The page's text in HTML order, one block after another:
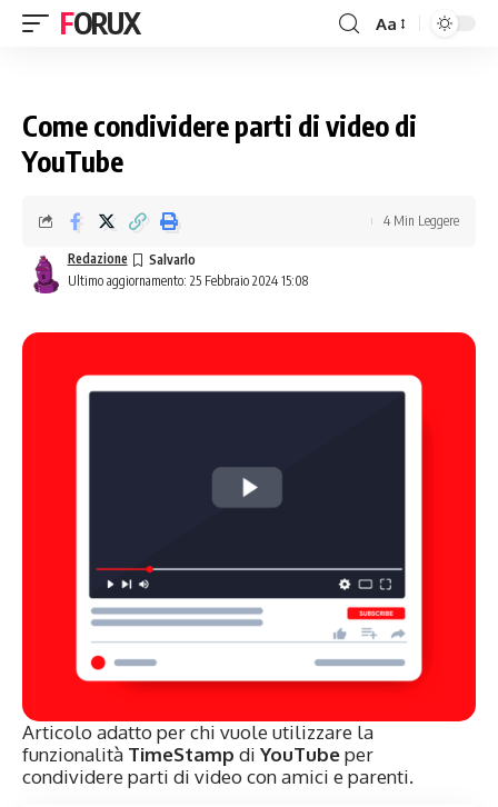
FORUX Aa
Come condividere parti di video di
YouTube
Ultimo aggiornamento: 25 Febbraio 2024 15:08
Redazione
4 Min Leggere
Articolo adatto per chi vuole utilizzare la
funzionalità TimeStamp di YouTubeper
condividere parti di video con amici e parenti.